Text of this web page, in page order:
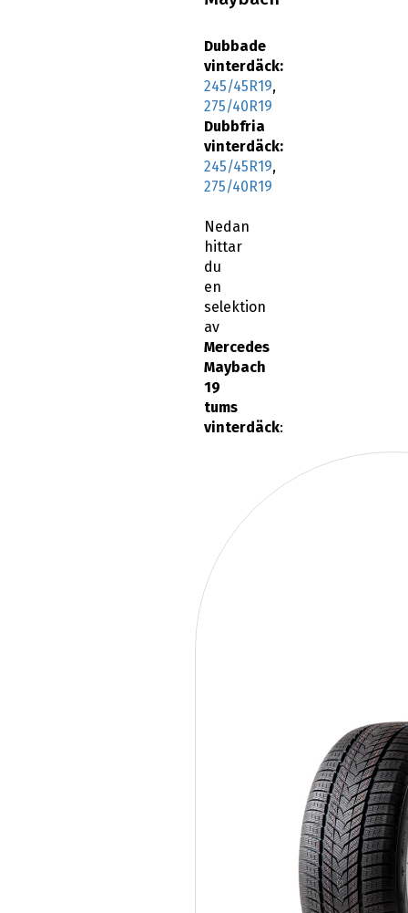
Dubbade
vinterdäck:
245/45R19,
275/40R19
Dubbfria
vinterdäck:
245/45R19,
275/40R19
Nedan
hittar
du
en
selektion
av
Mercedes
Maybach
19
tums
vinterdäck: